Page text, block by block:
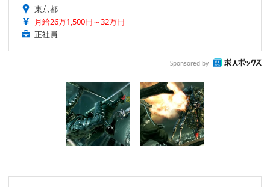
東京都
月給26万1,500円～32万円
正社員
Sponsored by